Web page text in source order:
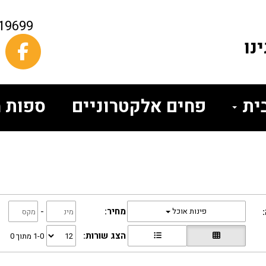
פחים אלקטרוניים ספות
פינות אוכל מחיר:
-
הצג שורות:
1-0 מתוך 0